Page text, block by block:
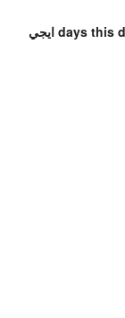
فيلم 365 days this day ايجي